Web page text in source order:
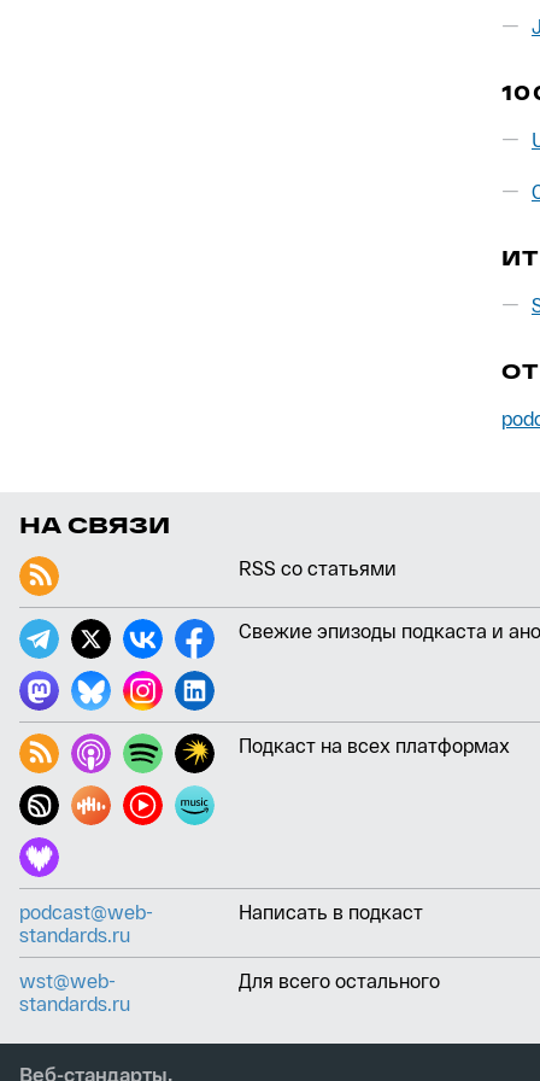
НА СВЯЗИ
RSS со статьями
Свежие эпизоды подкаста и
Подкаст на всех платформах
Написать в подкаст
podcast@web-
standards.ru
Для всего остального
wst@web-
standards.ru
Веб-стандарты,